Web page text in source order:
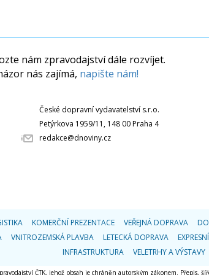
nám zpravodajství dále rozvíjet.
nás zajímá, napište nám!
České dopravní vydavatelství s.r.o.
Petýrkova 1959/11, 148 00 Praha 4
redakce@dnoviny.cz
KOMERČNÍ PREZENTACE VEŘEJNÁ DOPRAVA
VNITROZEMSKÁ PLAVBA LETECKÁ DOPRAVA
INFRASTRUKTURA
VELETRHY A VÝSTAVY
ČTK, jehož obsah je chráněn autorským zákonem.